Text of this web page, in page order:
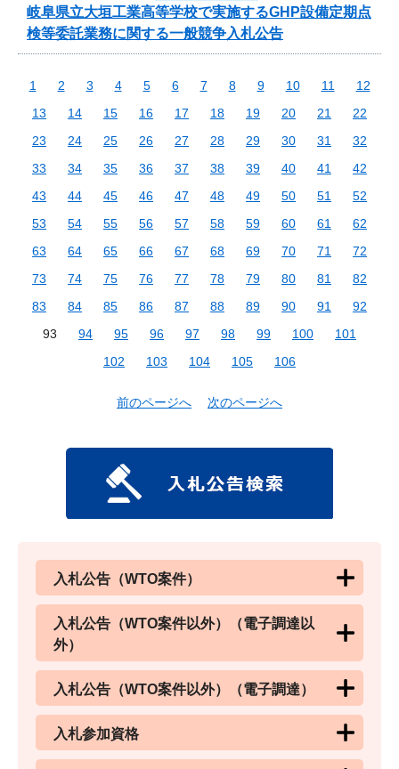
岐阜県立大垣工業高等学校で実施するGHP設備定期点
検等委託業務に関する一般競争入札公告
1 2 3 4 5 6 7 8 9 10 11
12
13
14 15 16 17 18 19 20 21
22
23
24 25 26 27 28 29 30 31
32
33
34 35 36 37 38 39 40 41
42
43
44 45 46 47 48 49 50 51
52
53
54 55 56 57 58 59 60 61
62
63
64 65 66 67 68 69 70 71
72
73
74 75 76 77 78 79 80 81
82
83
84 85 86 87 88 89 90 91
92
93
94 95 96 97 98 99 100
101
102
103 104 105 106
前のページへ 次のページへ
入札公告（WTO案件）
入札公告（WTO案件以外）（電子調達以
外）
入札公告（WTO案件以外）（電子調達）
入札参加資格